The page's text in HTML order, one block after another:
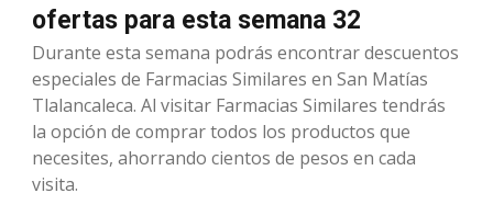
ofertas para esta semana 32
Durante esta semana podrás encontrar descuentos
especiales de Farmacias Similares en San Matías
Tlalancaleca. Al visitar Farmacias Similares tendrás
la opción de comprar todos los productos que
necesites, ahorrando cientos de pesos en cada
visita.